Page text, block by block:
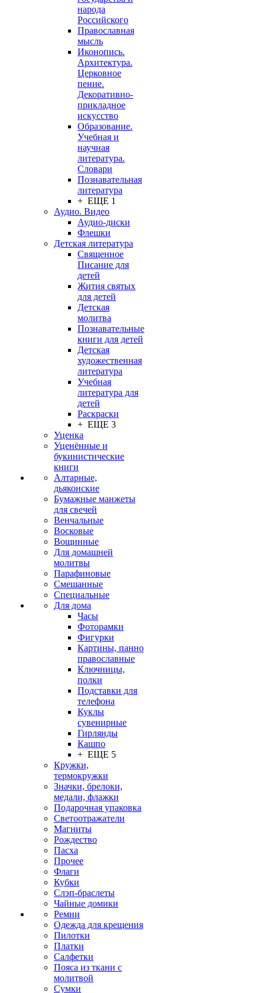
народа
Российского
Православная
мысль
Иконопись.
Архитектура.
Церковное
пение.
Декоративно-
прикладное
искусство
Образование.
Учебная и
научная
литература.
Словари
Познавательная
литература
+ ЕЩЕ 1
Аудио. Видео
Аудио-диски
Флешки
Детская литература
Священное
Писание для
детей
Жития святых
для детей
Детская
молитва
Познавательные
книги для детей
Детская
художественная
литература
Учебная
литература для
детей
Раскраски
+ ЕЩЕ 3
Уценка
Уценённые и
букинистические
книги
Алтарные,
дьяконские
Бумажные манжеты
для свечей
Венчальные
Восковые
Вощинные
Для домашней
молитвы
Парафиновые
Смешанные
Специальные
Для дома
Часы
Фоторамки
Фигурки
Картины, панно
православные
Ключницы,
полки
Подставки для
телефона
Куклы
сувенирные
Гирлянды
Кашпо
+ ЕЩЕ 5
Кружки,
термокружки
Значки, брелоки,
медали, флажки
Подарочная упаковка
Светоотражатели
Магниты
Рождество
Пасха
Прочее
Флаги
Кубки
Слэп-браслеты
Чайные домики
Ремни
Одежда для крещения
Пилотки
Платки
Салфетки
Пояса из ткани с
молитвой
Сумки